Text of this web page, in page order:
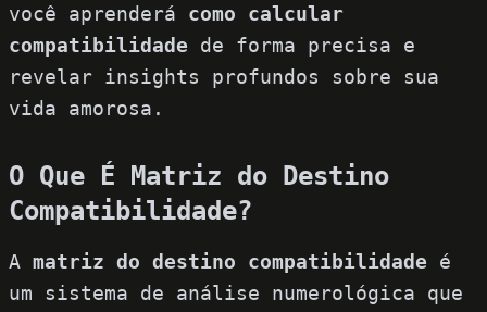
você aprenderá como calcular
compatibilidade de forma precisa e
revelar insights profundos sobre sua
vida amorosa.
O Que É Matriz do Destino
Compatibilidade?
A matriz do destino compatibilidade é
um sistema de análise numerológica que